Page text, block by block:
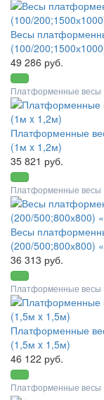
Весы
(100/
49 286 руб.
Платформенные весы
Платформенные
(1м x 1,2м)
35 821 руб.
Платформенные весы
Весы
(200/500;800х800)
36 313 руб.
Платформенные весы
Платформенные
(1,5м x 1,5м)
46 122 руб.
Платформенные весы